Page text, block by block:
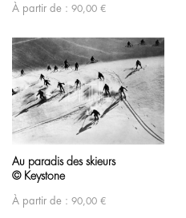
À partir de : 90,00 €
Au paradis des skieurs
© Keystone
À partir de : 90,00 €